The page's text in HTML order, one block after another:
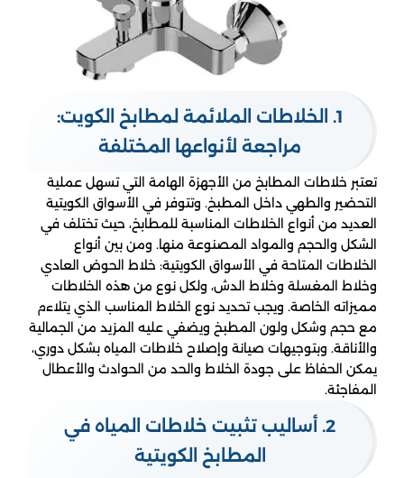
1. الخلاطات الملائمة لمطابخ الكويت:
مراجعة لأنواعها المختلفة
تعتبر خلاطات المطابخ من الأجهزة الهامة التي تسهل عملية
التحضير والطهي داخل المطبخ. وتتوفر في الأسواق الكويتية
العديد من أنواع الخلاطات المناسبة للمطابخ، حيث تختلف في
الشكل والحجم والمواد المصنوعة منها. ومن بين أنواع
الخلاطات المتاحة في الأسواق الكويتية: خلاط الحوض العادي
وخلاط المغسلة وخلاط الدش، ولكل نوع من هذه الخلاطات
مميزاته الخاصة. ويجب تحديد نوع الخلاط المناسب الذي يتلاءم
مع حجم وشكل ولون المطبخ ويضفي عليه المزيد من الجمالية
والأناقة. وبتوجيهات صيانة وإصلاح خلاطات المياه بشكل دوري،
يمكن الحفاظ على جودة الخلاط والحد من الحوادث والأعطال
المفاجئة.
2. أساليب تثبيت خلاطات المياه في
المطابخ الكويتية